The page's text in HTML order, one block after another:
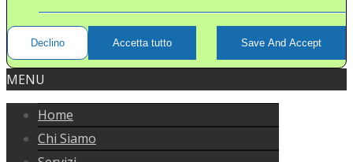
Declino Accetta tutto Save And Accept
MENU
Home
Chi Siamo